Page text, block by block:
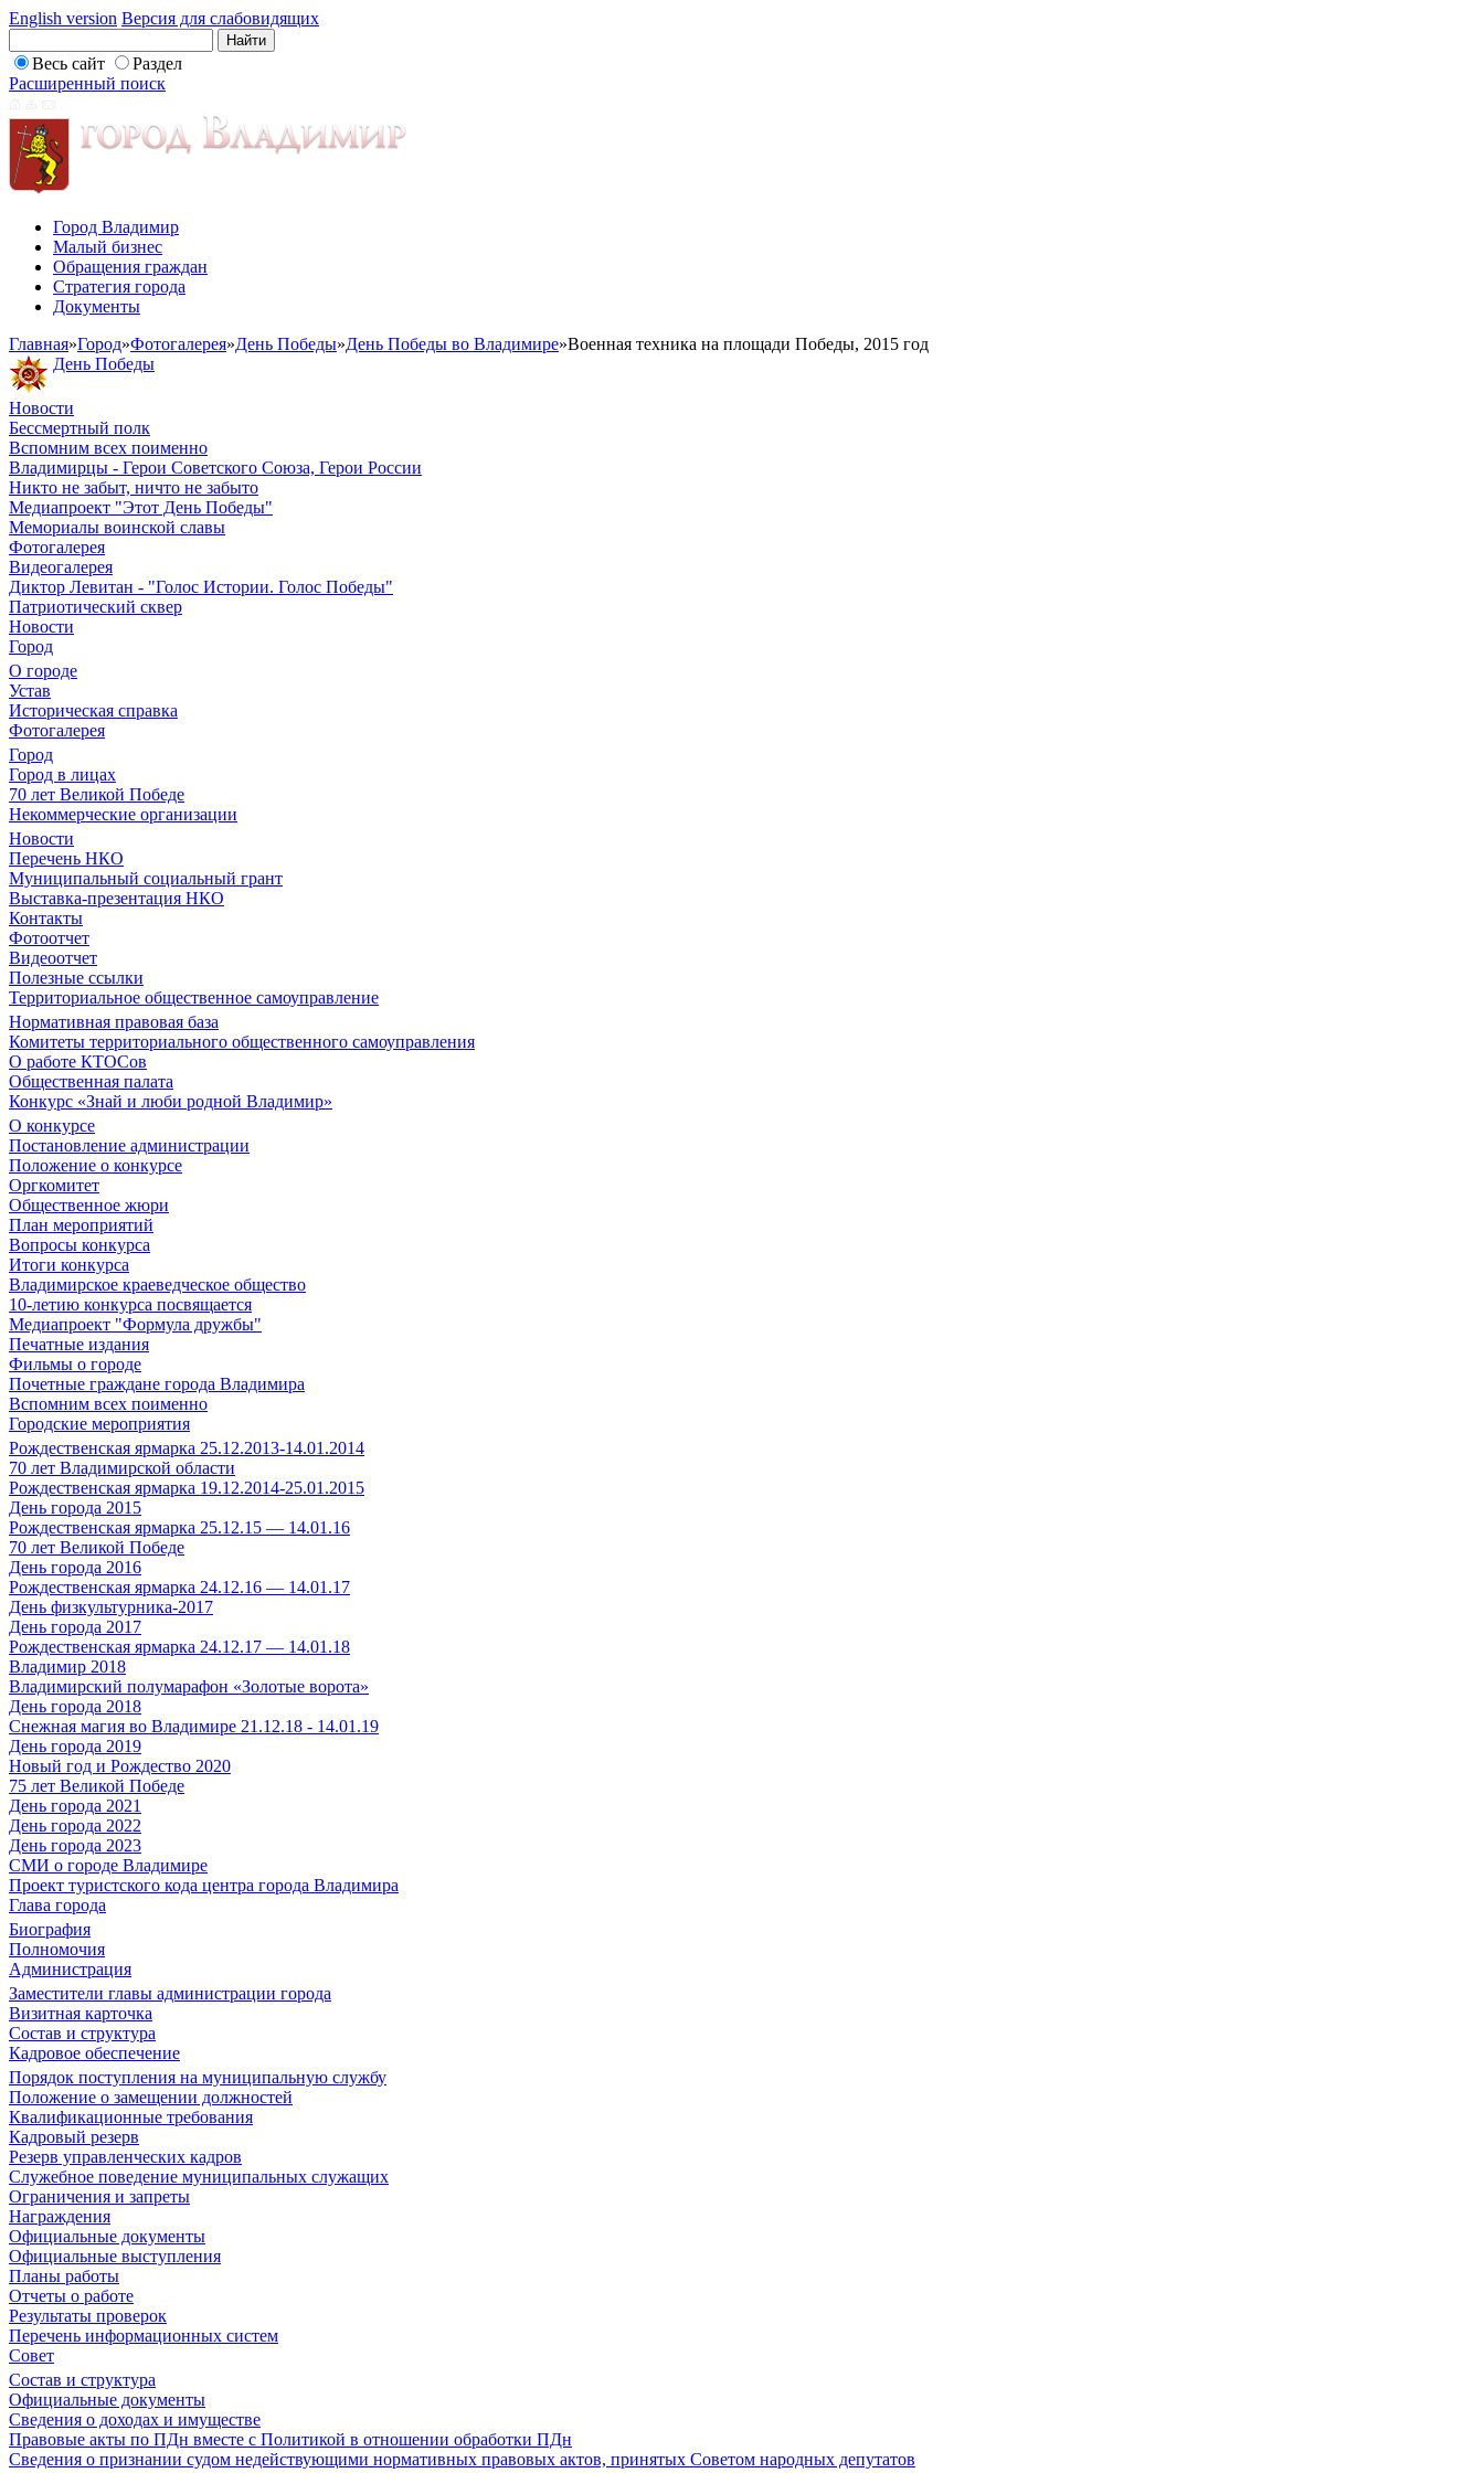
English version Версия для слабовидящих
Весь сайт
Раздел
Расширенный поиск
Город Владимир
Малый бизнес
Обращения граждан
Стратегия города
Документы
Главная»Город»Фотогалерея»День Победы»День Победы во Владимире»Военная техника на площади Победы, 2015 год
День Победы
Новости
Бессмертный полк
Вспомним всех поименно
Владимирцы - Герои Советского Союза, Герои России
Никто не забыт, ничто не забыто
Медиапроект "Этот День Победы"
Мемориалы воинской славы
Фотогалерея
Видеогалерея
Диктор Левитан - "Голос Истории. Голос Победы"
Патриотический сквер
Новости
Город
О городе
Устав
Историческая справка
Фотогалерея
Город
Город в лицах
70 лет Великой Победе
Некоммерческие организации
Новости
Перечень НКО
Муниципальный социальный грант
Выставка-презентация НКО
Контакты
Фотоотчет
Видеоотчет
Полезные ссылки
Территориальное общественное самоуправление
Нормативная правовая база
Комитеты территориального общественного самоуправления
О работе КТОСов
Общественная палата
Конкурс «Знай и люби родной Владимир»
О конкурсе
Постановление администрации
Положение о конкурсе
Оргкомитет
Общественное жюри
План мероприятий
Вопросы конкурса
Итоги конкурса
Владимирское краеведческое общество
10-летию конкурса посвящается
Медиапроект "Формула дружбы"
Печатные издания
Фильмы о городе
Почетные граждане города Владимира
Вспомним всех поименно
Городские мероприятия
Рождественская ярмарка 25.12.2013-14.01.2014
70 лет Владимирской области
Рождественская ярмарка 19.12.2014-25.01.2015
День города 2015
Рождественская ярмарка 25.12.15 — 14.01.16
70 лет Великой Победе
День города 2016
Рождественская ярмарка 24.12.16 — 14.01.17
День физкультурника-2017
День города 2017
Рождественская ярмарка 24.12.17 — 14.01.18
Владимир 2018
Владимирский полумарафон «Золотые ворота»
День города 2018
Снежная магия во Владимире 21.12.18 - 14.01.19
День города 2019
Новый год и Рождество 2020
75 лет Великой Победе
День города 2021
День города 2022
День города 2023
СМИ о городе Владимире
Проект туристского кода центра города Владимира
Глава города
Биография
Полномочия
Администрация
Заместители главы администрации города
Визитная карточка
Состав и структура
Кадровое обеспечение
Порядок поступления на муниципальную службу
Положение о замещении должностей
Квалификационные требования
Кадровый резерв
Резерв управленческих кадров
Служебное поведение муниципальных служащих
Ограничения и запреты
Награждения
Официальные документы
Официальные выступления
Планы работы
Отчеты о работе
Результаты проверок
Перечень информационных систем
Совет
Состав и структура
Официальные документы
Сведения о доходах и имуществе
Правовые акты по ПДн вместе с Политикой в отношении обработки ПДн
Сведения о признании судом недействующими нормативных правовых актов, принятых Советом народных депутатов